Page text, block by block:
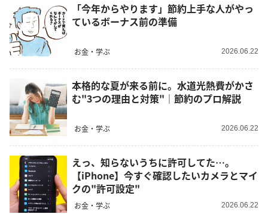
「今年からやります」節約上手な人がやっ
ているボーナス前の準備
お金・学ぶ 2026.06.22
本格的な夏が来る前に。水道光熱費がかさ
む"3つの理由と対策"｜節約のプロ解説
お金・学ぶ 2026.06.22
えっ、知らないうちに許可してた…。
【iPhone】今すぐ確認したいカメラとマイ
クの"許可設定"
お金・学ぶ 2026.06.22